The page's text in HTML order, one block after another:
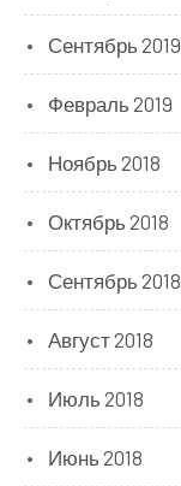
Сентябрь 2019
Февраль 2019
Ноябрь 2018
Октябрь 2018
Сентябрь 2018
Август 2018
Июль 2018
Июнь 2018